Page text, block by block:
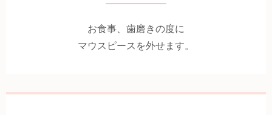
お食事、歯磨きの度に
マウスピースを外せます。